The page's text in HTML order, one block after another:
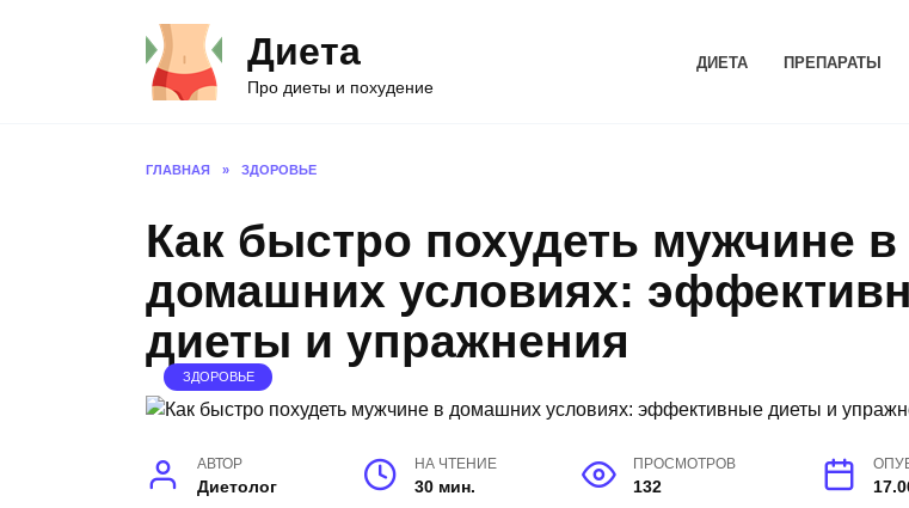
Диета
Про диеты и похудение
ДИЕТА ПРЕПАРАТЫ
ГЛАВНАЯ » ЗДОРОВЬЕ
Как быстро похудеть мужчине в
домашних условиях:
диеты и упражнения
ЗДОРОВЬЕ
АВТОР
Диетолог
НА ЧТЕНИЕ
30 мин.
ПРОСМОТРОВ
132